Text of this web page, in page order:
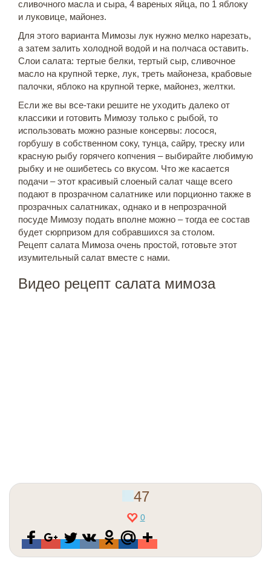
сливочного масла и сыра, 4 вареных яйца, по 1 яблоку
и луковице, майонез.
Для этого варианта Мимозы лук нужно мелко нарезать,
а затем залить холодной водой и на полчаса оставить.
Слои салата: тертые белки, тертый сыр, сливочное
масло на крупной терке, лук, треть майонеза, крабовые
палочки, яблоко на крупной терке, майонез, желтки.
Если же вы все-таки решите не уходить далеко от
классики и готовить Мимозу только с рыбой, то
использовать можно разные консервы: лосося,
горбушу в собственном соку, тунца, сайру, треску или
красную рыбу горячего копчения – выбирайте любимую
рыбку и не ошибетесь со вкусом. Что же касается
подачи – этот красивый слоеный салат чаще всего
подают в прозрачном салатнике или порционно также в
прозрачных салатниках, однако и в непрозрачной
посуде Мимозу подать вполне можно – тогда ее состав
будет сюрпризом для собравшихся за столом.
Рецепт салата Мимоза очень простой, готовьте этот
изумительный салат вместе с нами.
Видео рецепт салата мимоза
47
0